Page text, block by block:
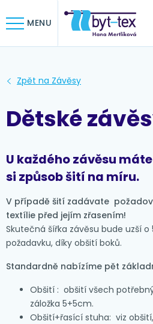
MENU
Dětské
U každého závěsu
si způsob šití na míru.
V případě šití zadávate
textílie před jejím zřasením!
Skutečná šířka závěsu bude uzší
požadavku, díky obšití boků.
Standardně nabízíme pět
Obšití : obšití všech
záložka 5+5cm.
Obšití+řasící stuha: viz